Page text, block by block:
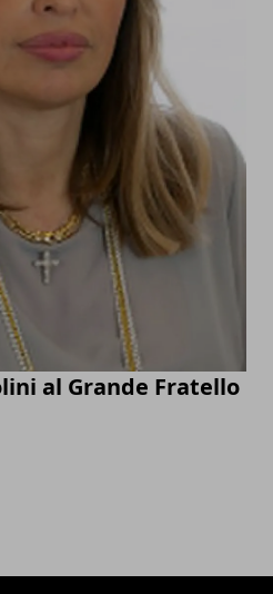
al Grande Fratello